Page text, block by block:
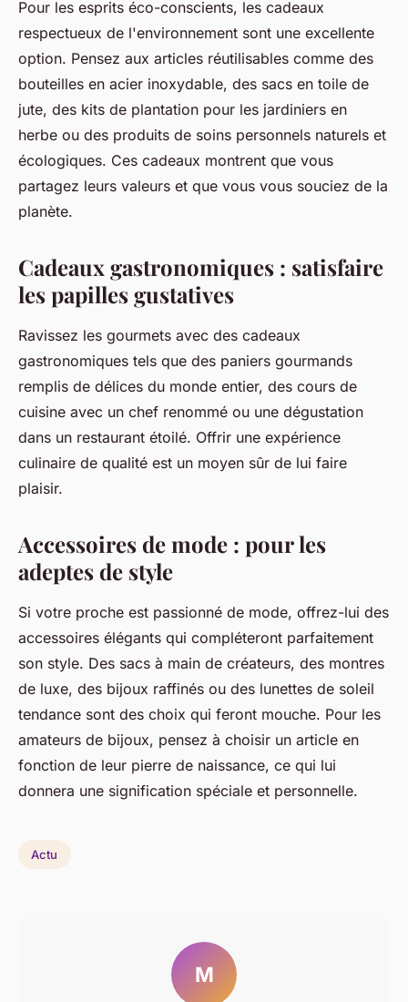
Pour les esprits éco-conscients, les cadeaux
respectueux de l'environnement sont une excellente
option. Pensez aux articles réutilisables comme des
bouteilles en acier inoxydable, des sacs en toile de
jute, des kits de plantation pour les jardiniers en
herbe ou des produits de soins personnels naturels et
écologiques. Ces cadeaux montrent que vous
partagez leurs valeurs et que vous vous souciez de la
planète.
Cadeaux gastronomiques : satisfaire
les papilles gustatives
Ravissez les gourmets avec des cadeaux
gastronomiques tels que des paniers gourmands
remplis de délices du monde entier, des cours de
cuisine avec un chef renommé ou une dégustation
dans un restaurant étoilé. Offrir une expérience
culinaire de qualité est un moyen sûr de lui faire
plaisir.
Accessoires de mode : pour les
adeptes de style
Si votre proche est passionné de mode, offrez-lui des
accessoires élégants qui compléteront parfaitement
son style. Des sacs à main de créateurs, des montres
de luxe, des bijoux raffinés ou des lunettes de soleil
tendance sont des choix qui feront mouche. Pour les
amateurs de bijoux, pensez à choisir un article en
fonction de leur pierre de naissance, ce qui lui
donnera une signification spéciale et personnelle.
Actu
M